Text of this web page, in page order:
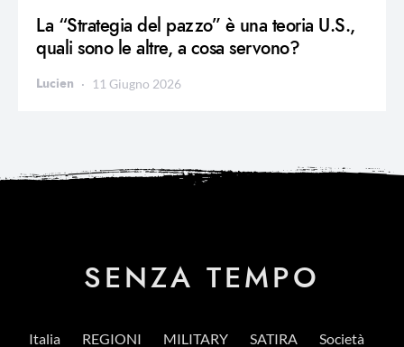
La “Strategia del pazzo” è una teoria U.S.,
quali sono le altre, a cosa servono?
Lucien 11 Giugno 2026
SENZA TEMPO
Italia REGIONI MILITARY SATIRA Società